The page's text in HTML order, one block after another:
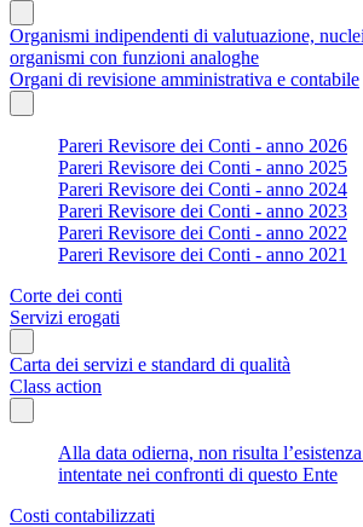
Organismi indipendenti di valutuazione,
organismi con funzioni analoghe
Organi di revisione amministrativa e contabile
Pareri Revisore dei Conti - anno 2026
Pareri Revisore dei Conti - anno 2025
Pareri Revisore dei Conti - anno 2024
Pareri Revisore dei Conti - anno 2023
Pareri Revisore dei Conti - anno 2022
Pareri Revisore dei Conti - anno 2021
Corte dei conti
Servizi erogati
Carta dei servizi e standard di qualità
Class action
Alla data odierna, non risulta
intentate nei confronti di questo Ente
Costi contabilizzati